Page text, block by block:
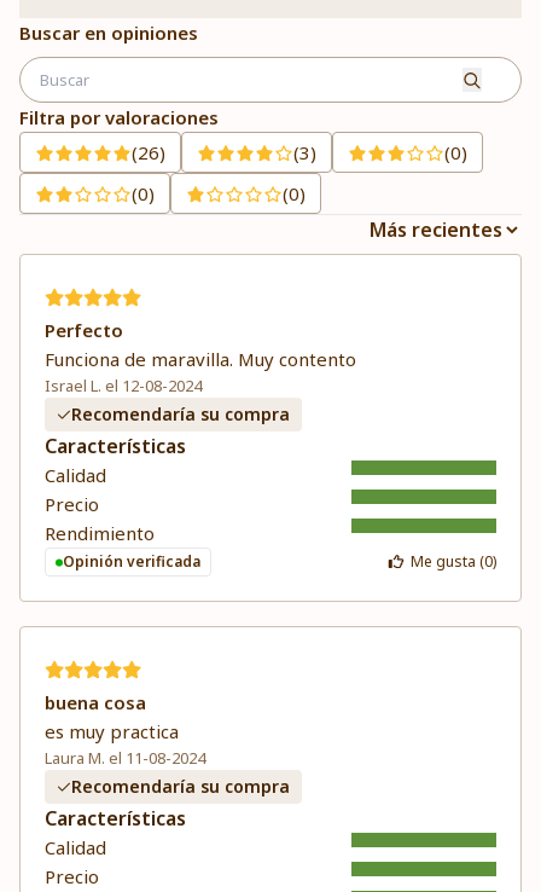
Buscar en opiniones
Filtra por valoraciones
(26)
(3)
(0)
(0)
(0)
Perfecto
Funciona de maravilla. Muy contento
Israel L. el 12-08-2024
Recomendaría su compra
Características
Calidad
Precio
Rendimiento
Opinión verificada Me gusta (0)
buena cosa
es muy practica
Laura M. el 11-08-2024
Recomendaría su compra
Características
Calidad
Precio